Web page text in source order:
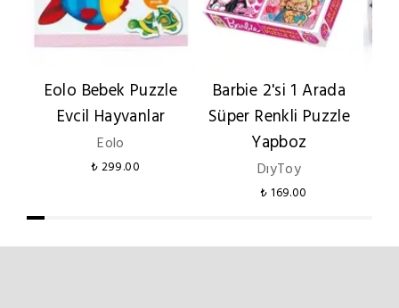
Eolo Bebek Puzzle
Evcil Hayvanlar
Eolo
₺ 299.00
Barbie 2'si 1 Arada
Süper Renkli Puzzle
Yapboz
DıyToy
₺ 169.00